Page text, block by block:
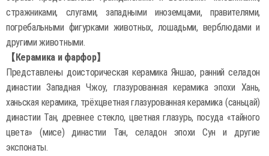
стражниками, слугами, западными иноземцами, правителями,
погребальными фигурками животных, лошадьми, верблюдами и
другими животными.
【Керамика и фарфор】
Представлены доисторическая керамика Яншао, ранний селадон
династии Западная Чжоу, глазурованная керамика эпохи Хань,
ханьская керамика, трёхцветная глазурованная керамика (саньцай)
династии Тан, древнее стекло, цветная глазурь, посуда «тайного
цвета» (мисе) династии Тан, селадон эпохи Сун и другие
экспонаты.